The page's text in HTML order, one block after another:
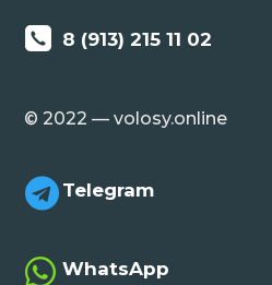
8 (913) 215 11 02
© 2022 — volosy.online
 Telegram
 WhatsApp